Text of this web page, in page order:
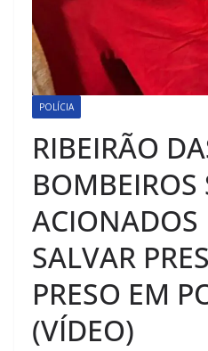
POLÍCIA
RIBEIRÃO
BOMBEIROS
ACIONADOS
SALVAR
PRESO EM
(VÍDEO)